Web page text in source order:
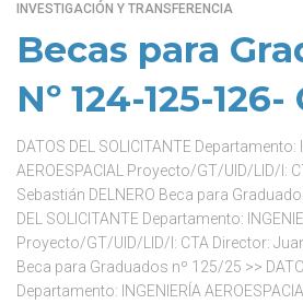
INVESTIGACIÓN Y TRANSFERENCIA
Becas para
Nº 124-125-126-
DATOS DEL SOLICITANTE Departamento:
AEROESPACIAL Proyecto/GT/UID/LID/I:
Sebastián DELNERO Beca para
DEL SOLICITANTE Departamento:
Proyecto/GT/UID/LID/I: CTA Director:
Beca para Graduados nº 125/25 >>
Departamento: INGENIERÍA AEROESPACIAL